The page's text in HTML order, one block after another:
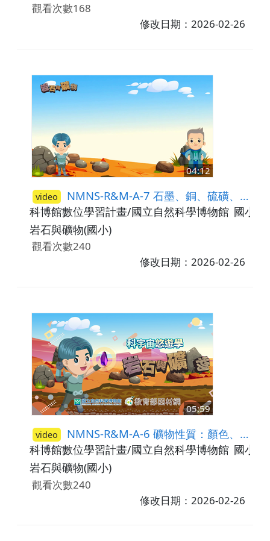
觀看次數168
修改日期：2026-02-26
04:12
video NMNS-R&M-A-7 石墨、銅、硫磺、鐵
科博館數位學習計畫/國立自然科學博物館 國小5-
岩石與礦物(國小)
觀看次數240
修改日期：2026-02-26
05:59
video NMNS-R&M-A-6 礦物性質：顏色、硬度、條痕
科博館數位學習計畫/國立自然科學博物館 國小5-
岩石與礦物(國小)
觀看次數240
修改日期：2026-02-26